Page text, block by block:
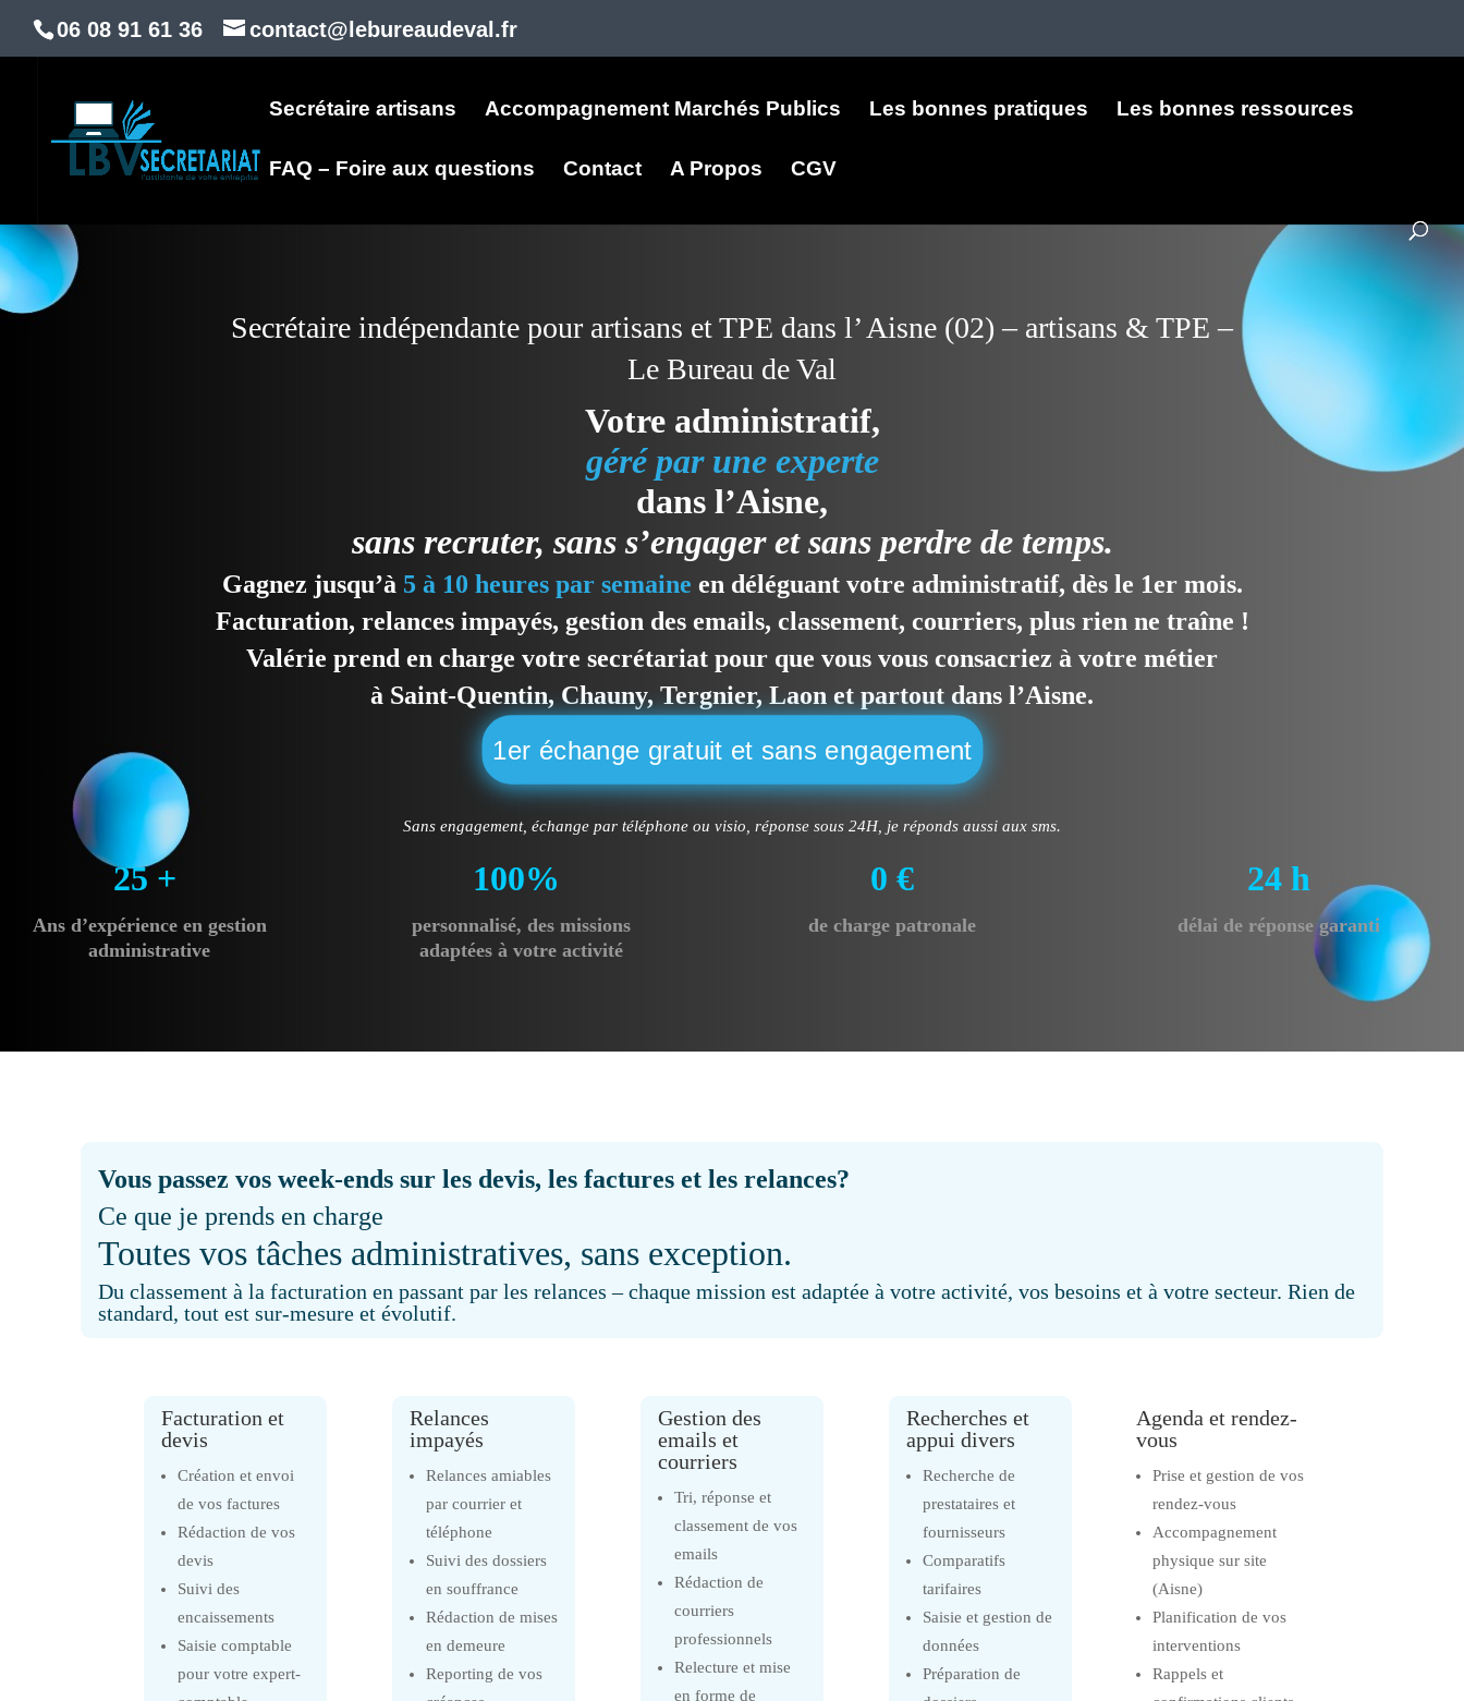
06 08 91 61 36 contact@lebureaudeval.fr
Secrétaire artisans Accompagnement Marchés Publics Les bonnes pratiques Les bonnes ressources
FAQ – Foire aux questions Contact A Propos CGV
Secrétaire indépendante pour artisans et TPE dans l’ Aisne (02) – artisans & TPE –
Le Bureau de Val
Votre administratif,
géré par une experte
dans l’Aisne,
sans recruter, sans s’engager et sans perdre de temps.
Gagnez jusqu’à 5 à 10 heures par semaine en déléguant votre administratif, dès le 1er mois.
Facturation, relances impayés, gestion des emails, classement, courriers, plus rien ne traîne !
Valérie prend en charge votre secrétariat pour que vous vous consacriez à votre métier
à Saint-Quentin, Chauny, Tergnier, Laon et partout dans l’Aisne.
1er échange gratuit et sans engagement
Sans engagement, échange par téléphone ou visio, réponse sous 24H, je réponds aussi aux sms.
25 +
Ans d’expérience en gestion
administrative
100%
personnalisé, des missions
adaptées à votre activité
0 €
de charge patronale
24 h
délai de réponse garanti
Vous passez vos week-ends sur les devis, les factures et les relances?
Ce que je prends en charge
Toutes vos tâches administratives, sans exception.
Du classement à la facturation en passant par les relances – chaque mission est adaptée à votre activité, vos besoins et à votre secteur. Rien de
standard, tout est sur-mesure et évolutif.
Facturation et
devis
Création et envoi
de vos factures
Rédaction de vos
devis
Suivi des
encaissements
Saisie comptable
pour votre expert-
Relances
impayés
Relances amiables
par courrier et
téléphone
Suivi des dossiers
en souffrance
Rédaction de mises
en demeure
Reporting de vos
Gestion des
emails et
courriers
Tri, réponse et
classement de vos
emails
Rédaction de
courriers
professionnels
Relecture et mise
en forme de
Recherches et
appui divers
Recherche de
prestataires et
fournisseurs
Comparatifs
tarifaires
Saisie et gestion de
données
Préparation de
Agenda et rendez-
vous
Prise et gestion de vos
rendez-vous
Accompagnement
physique sur site
(Aisne)
Planification de vos
interventions
Rappels et